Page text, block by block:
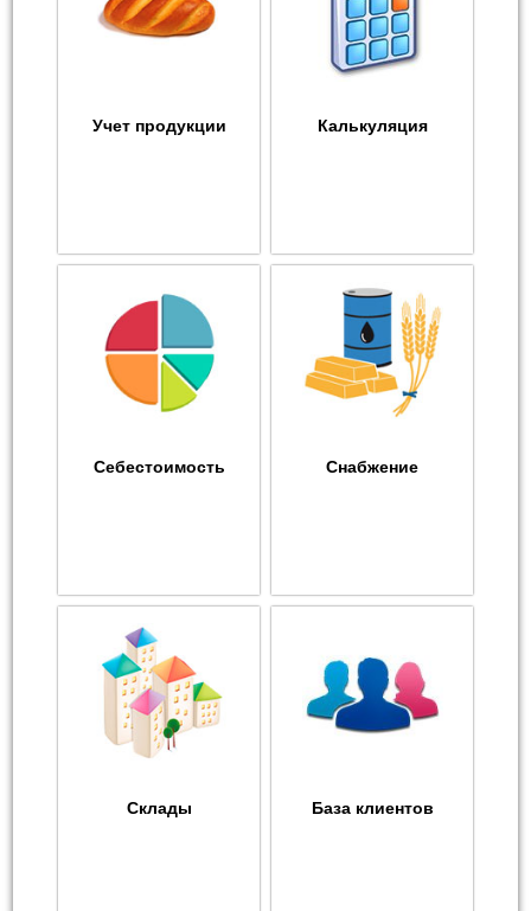
Учет продукции Калькуляция
Себестоимость Снабжение
Склады База клиентов